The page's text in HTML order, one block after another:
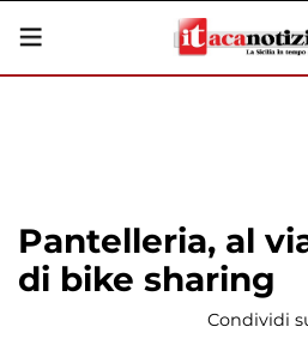
Pantelleria, al
di bike sharing
Condividi